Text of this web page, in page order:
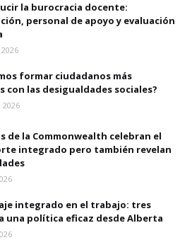
la burocracia docente:
personal de apoyo y evaluación
formar ciudadanos más
con las desigualdades sociales?
2026
de la Commonwealth celebran el
integrado pero también revelan
integrado en el trabajo: tres
una política eficaz desde Alberta